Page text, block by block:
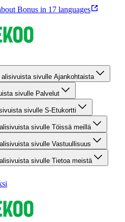
Bonus in 17 languages
sivulle Ajankohtaista
sivulle Palvelut
sivulle S-Etukortti
sivulle Töissä meillä
sivulle Vastuullisuus
sivulle Tietoa meistä